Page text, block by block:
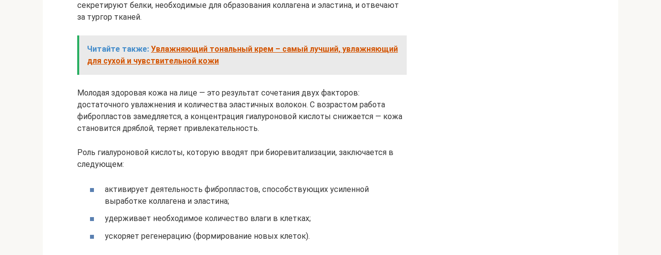
секретируют белки, необходимые для образования коллагена и эластина, и отвечают
за тургор тканей.
Читайте также: Увлажняющий тональный крем – самый лучший, увлажняющий
для сухой и чувствительной кожи
Молодая здоровая кожа на лице — это результат сочетания двух факторов:
достаточного увлажнения и количества эластичных волокон. С возрастом работа
фибропластов замедляется, а концентрация гиалуроновой кислоты снижается — кожа
становится дряблой, теряет привлекательность.
Роль гиалуроновой кислоты, которую вводят при биоревитализации, заключается в
следующем:
активирует деятельность фибропластов, способствующих усиленной
выработке коллагена и эластина;
удерживает необходимое количество влаги в клетках;
ускоряет регенерацию (формирование новых клеток).